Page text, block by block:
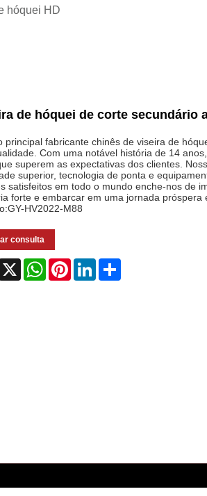
hóquei HD
de hóquei de corte secundário
principal fabricante chinês de viseira de
Com uma notável história de 14
superem as expectativas dos clientes.
superior, tecnologia de ponta e
satisfeitos em todo o mundo enche-nos de
forte e embarcar em uma jornada próspera
HV2022-M88
consulta
X WhatsAppPinterestLinkedIn